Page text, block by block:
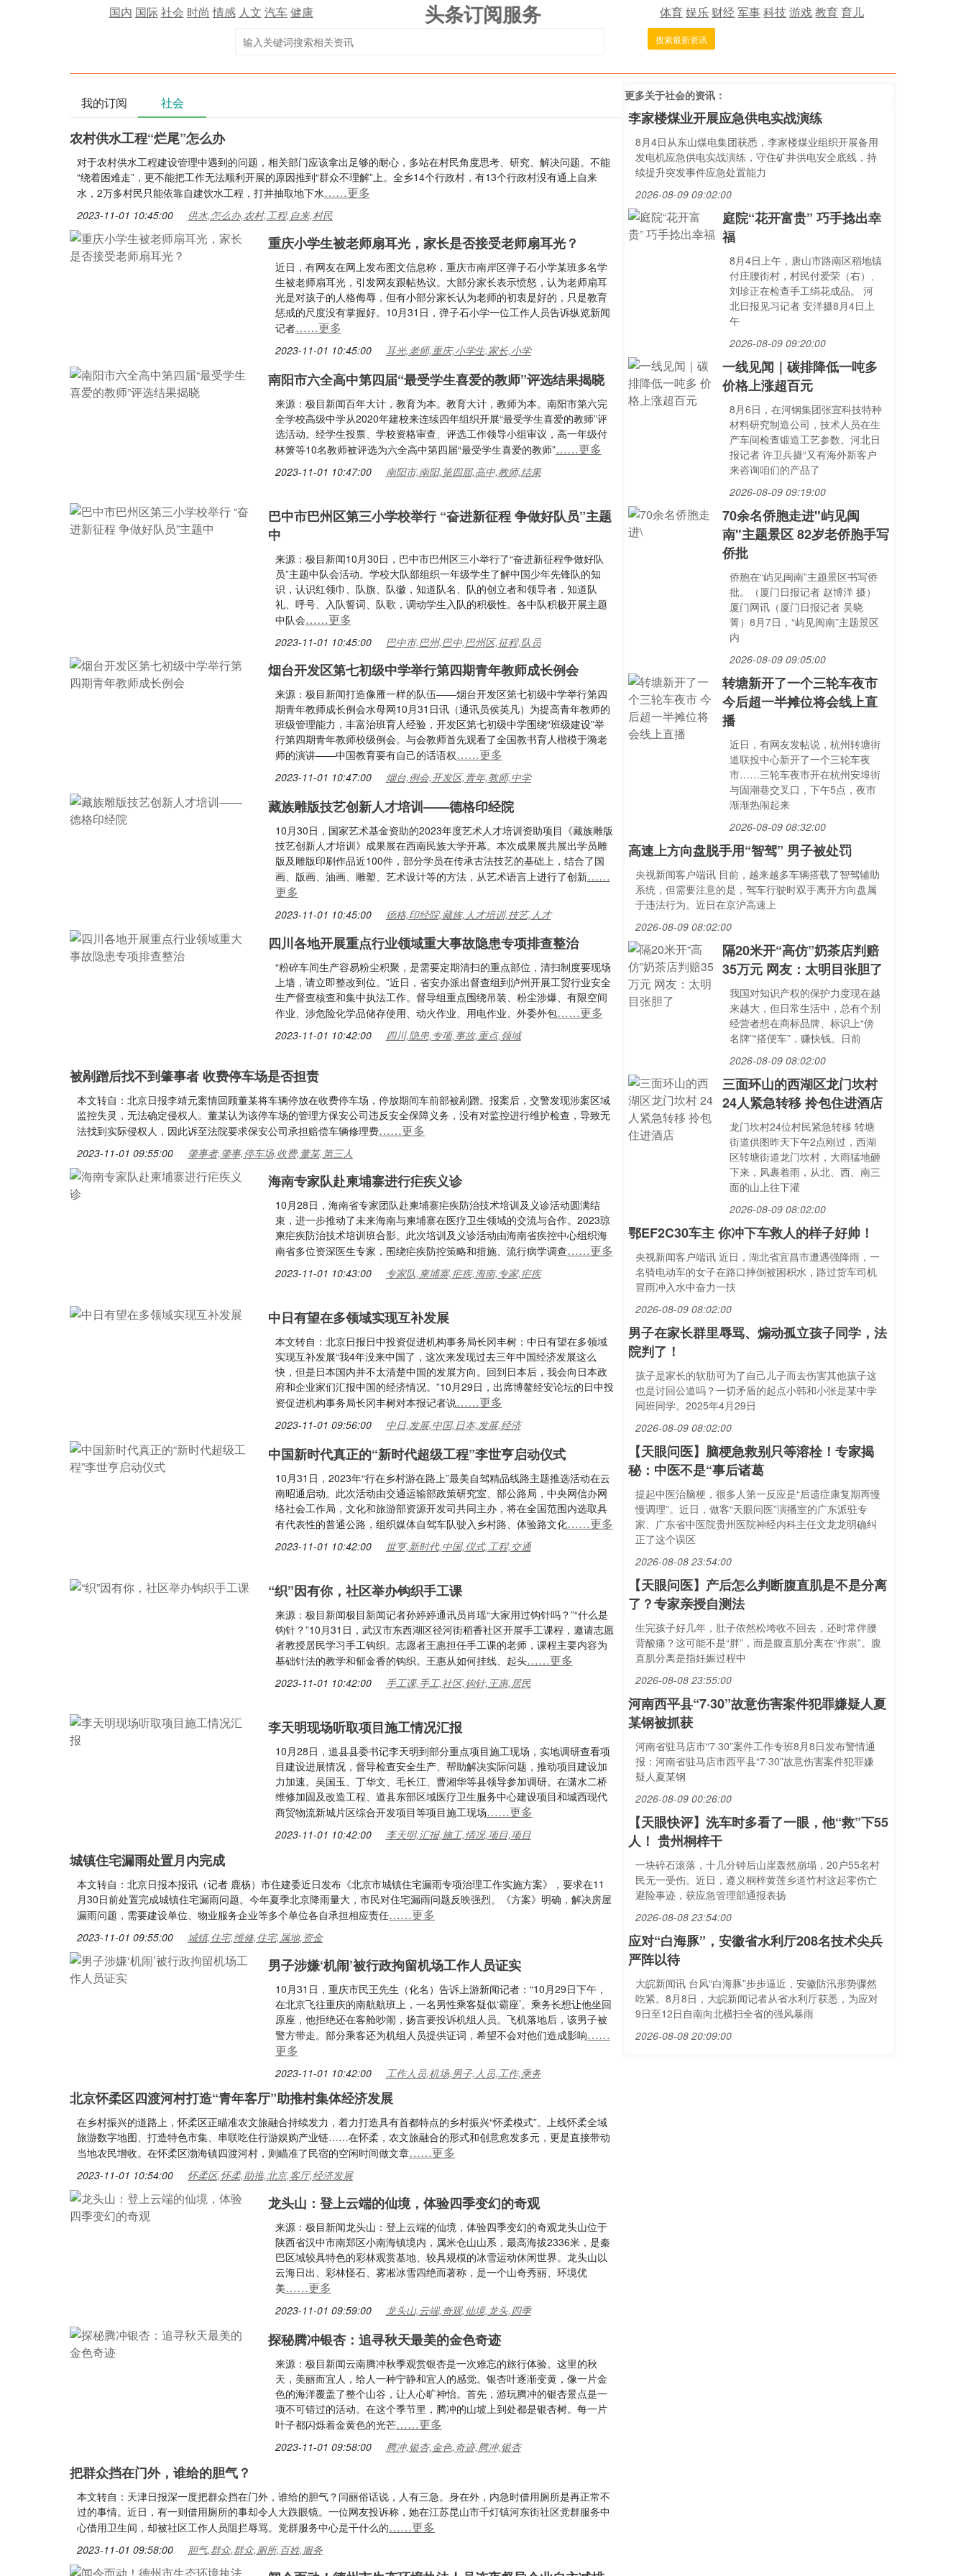
国内 国际社会 时尚 情感 人文 汽车健康 头条订阅服务 体育娱乐 财经军事科技游戏教育育儿
搜索最新资讯
我的订阅 社会
农村供水工程“烂尾”怎么办
对于农村供水工程建设管理中遇到的问题，相关部门应该拿出足够的耐心，多站在村民角度思考、研究、解决问题。不能
“绕着困难走”，更不能把工作无法顺利开展的原因推到“群众不理解”上。全乡14个行政村，有13个行政村没有通上自来
水，2万多村民只能依靠自建饮水工程，打井抽取地下水……更多
2023-11-01 10:45:00 供水,怎么办,农村,工程,自来,村民
重庆小学生被老师扇耳光，家长是否接受老师扇耳光？
近日，有网友在网上发布图文信息称，重庆市南岸区弹子石小学某班多名学
生被老师扇耳光，引发网友跟帖热议。大部分家长表示愤怒，认为老师扇耳
光是对孩子的人格侮辱，但有小部分家长认为老师的初衷是好的，只是教育
惩戒的尺度没有掌握好。10月31日，弹子石小学一位工作人员告诉纵览新闻
记者……更多
2023-11-01 10:45:00 耳光,老师,重庆,小学生,家长,小学
南阳市六全高中第四届“最受学生喜爱的教师”评选结果揭晓
来源：极目新闻百年大计，教育为本。教育大计，教师为本。南阳市第六完
全学校高级中学从2020年建校来连续四年组织开展“最受学生喜爱的教师”评
选活动。经学生投票、学校资格审查、评选工作领导小组审议，高一年级付
林箫等10名教师被评选为六全高中第四届“最受学生喜爱的教师”……更多
2023-11-01 10:47:00 南阳市,南阳,第四届,高中,教师,结果
巴中市巴州区第三小学校举行 “奋进新征程 争做好队员”主题
中
来源：极目新闻10月30日，巴中市巴州区三小举行了“奋进新征程争做好队
员”主题中队会活动。学校大队部组织一年级学生了解中国少年先锋队的知
识，认识红领巾、队旗、队徽，知道队名、队的创立者和领导者，知道队
礼、呼号、入队誓词、队歌，调动学生入队的积极性。各中队积极开展主题
中队会……更多
2023-11-01 10:45:00 巴中市,巴州,巴中,巴州区,征程,队员
烟台开发区第七初级中学举行第四期青年教师成长例会
来源：极目新闻打造像雁一样的队伍——烟台开发区第七初级中学举行第四
期青年教师成长例会水母网10月31日讯（通讯员侯英凡）为提高青年教师的
班级管理能力，丰富治班育人经验，开发区第七初级中学围绕“班级建设”举
行第四期青年教师校级例会。与会教师首先观看了全国教书育人楷模于漪老
师的演讲——中国教育要有自己的话语权……更多
2023-11-01 10:47:00 烟台,例会,开发区,青年,教师,中学
藏族雕版技艺创新人才培训——德格印经院
10月30日，国家艺术基金资助的2023年度艺术人才培训资助项目《藏族雕版
技艺创新人才培训》成果展在西南民族大学开幕。本次成果展共展出学员雕
版及雕版印刷作品近100件，部分学员在传承古法技艺的基础上，结合了国
画、版画、油画、雕塑、艺术设计等的方法，从艺术语言上进行了创新……
更多
2023-11-01 10:45:00 德格,印经院,藏族,人才培训,技艺,人才
四川各地开展重点行业领域重大事故隐患专项排查整治
“粉碎车间生产容易粉尘积聚，是需要定期清扫的重点部位，清扫制度要现场
上墙，请立即整改到位。”近日，省安办派出督查组到泸州开展工贸行业安全
生产督查核查和集中执法工作。督导组重点围绕吊装、粉尘涉爆、有限空间
作业、涉危险化学品储存使用、动火作业、用电作业、外委外包……更多
2023-11-01 10:42:00 四川,隐患,专项,事故,重点,领域
被剐蹭后找不到肇事者 收费停车场是否担责
本文转自：北京日报李靖元案情回顾董某将车辆停放在收费停车场，停放期间车前部被剐蹭。报案后，交警发现涉案区域
监控失灵，无法确定侵权人。董某认为该停车场的管理方保安公司违反安全保障义务，没有对监控进行维护检查，导致无
法找到实际侵权人，因此诉至法院要求保安公司承担赔偿车辆修理费……更多
2023-11-01 09:55:00 肇事者,肇事,停车场,收费,董某,第三人
海南专家队赴柬埔寨进行疟疾义诊
10月28日，海南省专家团队赴柬埔寨疟疾防治技术培训及义诊活动圆满结
束，进一步推动了未来海南与柬埔寨在医疗卫生领域的交流与合作。2023琼
柬疟疾防治技术培训班合影。此次培训及义诊活动由海南省疾控中心组织海
南省多位资深医生专家，围绕疟疾防控策略和措施、流行病学调查……更多
2023-11-01 10:43:00 专家队,柬埔寨,疟疾,海南,专家,疟疾
中日有望在多领域实现互补发展
本文转自：北京日报日中投资促进机构事务局长冈丰树：中日有望在多领域
实现互补发展“我4年没来中国了，这次来发现过去三年中国经济发展这么
快，但是日本国内并不太清楚中国的发展方向。回到日本后，我会向日本政
府和企业家们汇报中国的经济情况。”10月29日，出席博鳌经安论坛的日中投
资促进机构事务局长冈丰树对本报记者说……更多
2023-11-01 09:56:00 中日,发展,中国,日本,发展,经济
中国新时代真正的“新时代超级工程”李世亨启动仪式
10月31日，2023年“行在乡村游在路上”最美自驾精品线路主题推选活动在云
南昭通启动。此次活动由交通运输部政策研究室、部公路局，中央网信办网
络社会工作局，文化和旅游部资源开发司共同主办，将在全国范围内选取具
有代表性的普通公路，组织媒体自驾车队驶入乡村路、体验路文化……更多
2023-11-01 10:42:00 世亨,新时代,中国,仪式,工程,交通
“织”因有你，社区举办钩织手工课
来源：极目新闻极目新闻记者孙婷婷通讯员肖瑶“大家用过钩针吗？”“什么是
钩针？”10月31日，武汉市东西湖区径河街稻香社区开展手工课程，邀请志愿
者教授居民学习手工钩织。志愿者王惠担任手工课的老师，课程主要内容为
基础针法的教学和郁金香的钩织。王惠从如何挂线、起头……更多
2023-11-01 10:42:00 手工课,手工,社区,钩针,王惠,居民
李天明现场听取项目施工情况汇报
10月28日，道县县委书记李天明到部分重点项目施工现场，实地调研查看项
目建设进展情况，督导检查安全生产、帮助解决实际问题，推动项目建设加
力加速。吴国玉、丁华文、毛长江、曹湘华等县领导参加调研。在潇水二桥
维修加固及改造工程、道县东部区域医疗卫生服务中心建设项目和城西现代
商贸物流新城片区综合开发项目等项目施工现场……更多
2023-11-01 10:42:00 李天明,汇报,施工,情况,项目,项目
城镇住宅漏雨处置月内完成
本文转自：北京日报本报讯（记者 鹿杨）市住建委近日发布《北京市城镇住宅漏雨专项治理工作实施方案》，要求在11
月30日前处置完成城镇住宅漏雨问题。今年夏季北京降雨量大，市民对住宅漏雨问题反映强烈。《方案》明确，解决房屋
漏雨问题，需要建设单位、物业服务企业等多个单位各自承担相应责任……更多
2023-11-01 09:55:00 城镇,住宅,维修,住宅,属地,资金
男子涉嫌‘机闹’被行政拘留机场工作人员证实
10月31日，重庆市民王先生（化名）告诉上游新闻记者：“10月29日下午，
在北京飞往重庆的南航航班上，一名男性乘客疑似‘霸座’。乘务长想让他坐回
原座，他拒绝还在客舱吵闹，扬言要投诉机组人员。飞机落地后，该男子被
警方带走。部分乘客还为机组人员提供证词，希望不会对他们造成影响……
更多
2023-11-01 10:42:00 工作人员,机场,男子,人员,工作,乘务
北京怀柔区四渡河村打造“青年客厅”助推村集体经济发展
在乡村振兴的道路上，怀柔区正瞄准农文旅融合持续发力，着力打造具有首都特点的乡村振兴“怀柔模式”。上线怀柔全域
旅游数字地图、打造特色市集、串联吃住行游娱购产业链……在怀柔，农文旅融合的形式和创意愈发多元，更是直接带动
当地农民增收。在怀柔区渤海镇四渡河村，则瞄准了民宿的空闲时间做文章……更多
2023-11-01 10:54:00 怀柔区,怀柔,助推,北京,客厅,经济发展
龙头山：登上云端的仙境，体验四季变幻的奇观
来源：极目新闻龙头山：登上云端的仙境，体验四季变幻的奇观龙头山位于
陕西省汉中市南郑区小南海镇境内，属米仓山山系，最高海拔2336米，是秦
巴区域较具特色的彩林观赏基地、较具规模的冰雪运动休闲世界。龙头山以
云海日出、彩林怪石、雾凇冰雪四绝而著称，是一个山奇秀丽、环境优
美……更多
2023-11-01 09:59:00 龙头山,云端,奇观,仙境,龙头,四季
探秘腾冲银杏：追寻秋天最美的金色奇迹
来源：极目新闻云南腾冲秋季观赏银杏是一次难忘的旅行体验。这里的秋
天，美丽而宜人，给人一种宁静和宜人的感觉。银杏叶逐渐变黄，像一片金
色的海洋覆盖了整个山谷，让人心旷神怡。首先，游玩腾冲的银杏景点是一
项不可错过的活动。在这个季节里，腾冲的山坡上到处都是银杏树。每一片
叶子都闪烁着金黄色的光芒……更多
2023-11-01 09:58:00 腾冲,银杏,金色,奇迹,腾冲,银杏
把群众挡在门外，谁给的胆气？
本文转自：天津日报深一度把群众挡在门外，谁给的胆气？闫丽俗话说，人有三急。身在外，内急时借用厕所是再正常不
过的事情。近日，有一则借用厕所的事却令人大跌眼镜。一位网友投诉称，她在江苏昆山市千灯镇河东街社区党群服务中
心借用卫生间，却被社区工作人员阻拦辱骂。党群服务中心是干什么的……更多
2023-11-01 09:58:00 胆气,群众,群众,厕所,百姓,服务
更多关于社会的资讯：
李家楼煤业开展应急供电实战演练
8月4日从东山煤电集团获悉，李家楼煤业组织开展备用
发电机应急供电实战演练，守住矿井供电安全底线，持
续提升突发事件应急处置能力
2026-08-09 09:02:00
庭院“花开富贵” 巧手捻出幸
福
8月4日上午，唐山市路南区稻地镇
付庄腰街村，村民付爱荣（右）、
刘珍正在检查手工绢花成品。 河
北日报见习记者 安洋摄8月4日上
午
2026-08-09 09:20:00
一线见闻｜碳排降低一吨多
价格上涨超百元
8月6日，在河钢集团张宣科技特种
材料研究制造公司，技术人员在生
产车间检查锻造工艺参数。河北日
报记者 许卫兵摄“又有海外新客户
来咨询咱们的产品了
2026-08-09 09:19:00
70余名侨胞走进"屿见闽
南"主题景区 82岁老侨胞手写
侨批
侨胞在“屿见闽南”主题景区书写侨
批。（厦门日报记者 赵博洋 摄）
厦门网讯（厦门日报记者 吴晓
菁）8月7日，“屿见闽南”主题景区
内
2026-08-09 09:05:00
转塘新开了一个三轮车夜市
今后超一半摊位将会线上直
播
近日，有网友发帖说，杭州转塘街
道联投中心新开了一个三轮车夜
市……三轮车夜市开在杭州安埠街
与固潮巷交叉口，下午5点，夜市
渐渐热闹起来
2026-08-09 08:32:00
高速上方向盘脱手用“智驾” 男子被处罚
央视新闻客户端讯 目前，越来越多车辆搭载了智驾辅助
系统，但需要注意的是，驾车行驶时双手离开方向盘属
于违法行为。近日在京沪高速上
2026-08-09 08:02:00
隔20米开“高仿”奶茶店判赔
35万元 网友：太明目张胆了
我国对知识产权的保护力度现在越
来越大，但日常生活中，总有个别
经营者想在商标品牌、标识上“傍
名牌”“搭便车”，赚快钱。日前
2026-08-09 08:02:00
三面环山的西湖区龙门坎村
24人紧急转移 拎包住进酒店
龙门坎村24位村民紧急转移 转塘
街道供图昨天下午2点刚过，西湖
区转塘街道龙门坎村，大雨猛地砸
下来，风裹着雨，从北、西、南三
面的山上往下灌
2026-08-09 08:02:00
鄂EF2C30车主 你冲下车救人的样子好帅！
央视新闻客户端讯 近日，湖北省宜昌市遭遇强降雨，一
名骑电动车的女子在路口摔倒被困积水，路过货车司机
冒雨冲入水中奋力一扶
2026-08-09 08:02:00
男子在家长群里辱骂、煽动孤立孩子同学，法
院判了！
孩子是家长的软肋可为了自己儿子而去伤害其他孩子这
也是讨回公道吗？一切矛盾的起点小韩和小张是某中学
同班同学。2025年4月29日
2026-08-09 08:02:00
【天眼问医】脑梗急救别只等溶栓！专家揭
秘：中医不是“事后诸葛
提起中医治脑梗，很多人第一反应是“后遗症康复期再慢
慢调理”。近日，做客“天眼问医”演播室的广东派驻专
家、广东省中医院贵州医院神经内科主任文龙龙明确纠
正了这个误区
2026-08-08 23:54:00
【天眼问医】产后怎么判断腹直肌是不是分离
了？专家亲授自测法
生完孩子好几年，肚子依然松垮收不回去，还时常伴腰
背酸痛？这可能不是“胖”，而是腹直肌分离在“作祟”。腹
直肌分离是指妊娠过程中
2026-08-08 23:55:00
河南西平县“7·30”故意伤害案件犯罪嫌疑人夏
某钢被抓获
河南省驻马店市“7·30”案件工作专班8月8日发布警情通
报：河南省驻马店市西平县“7·30”故意伤害案件犯罪嫌
疑人夏某钢
2026-08-09 00:26:00
【天眼快评】洗车时多看了一眼，他“救”下55
人！ 贵州桐梓干
一块碎石滚落，十几分钟后山崖轰然崩塌，20户55名村
民无一受伤。近日，遵义桐梓黄莲乡道竹村这起零伤亡
避险事迹，获应急管理部通报表扬
2026-08-08 23:54:00
应对“白海豚”，安徽省水利厅208名技术尖兵
严阵以待
大皖新闻讯 台风“白海豚”步步逼近，安徽防汛形势骤然
吃紧。8月8日，大皖新闻记者从省水利厅获悉，为应对
9日至12日自南向北横扫全省的强风暴雨
2026-08-08 20:09:00